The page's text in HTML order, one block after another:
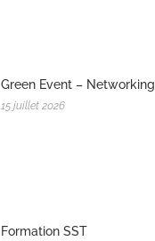
Green Event – Networking
15 juillet 2026
Formation SST